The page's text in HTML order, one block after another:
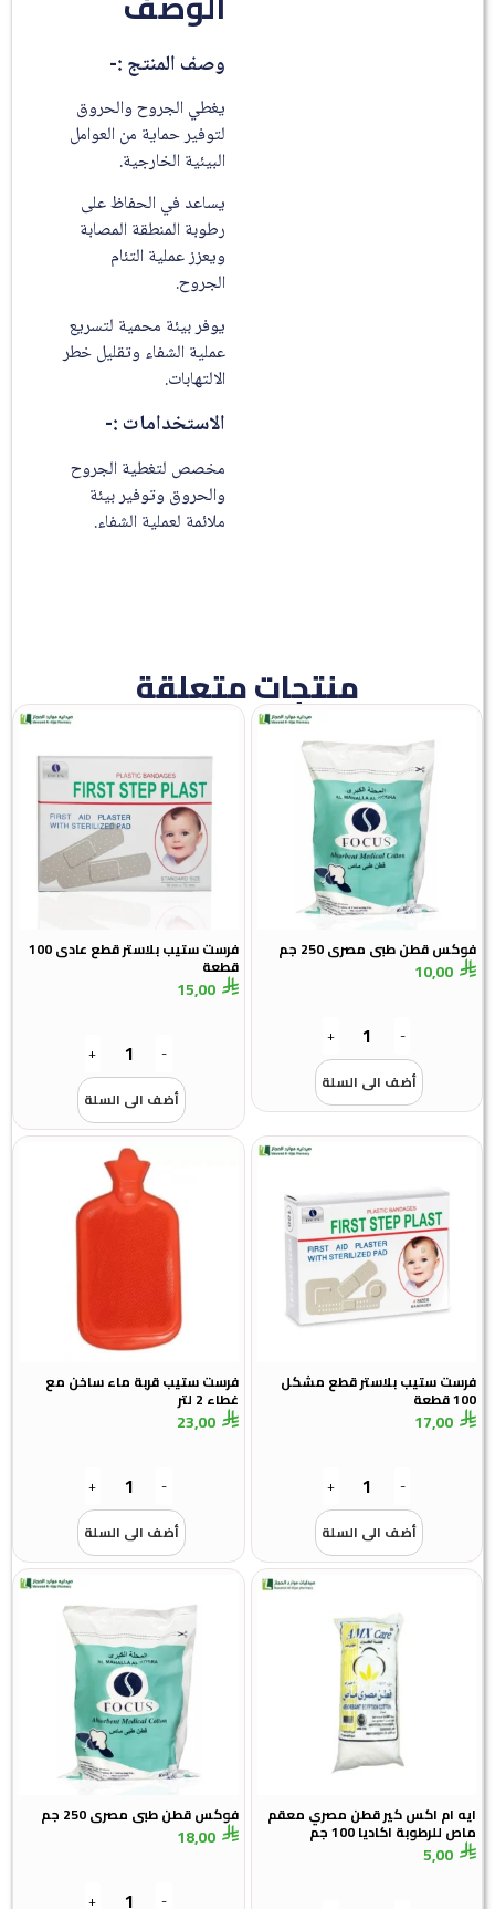
وصف المنتج :-
يغطي الجروح والحروق
لتوفير حماية من العوامل
البيئية الخارجية.
يساعد في الحفاظ على
رطوبة المنطقة المصابة
ويعزز عملية التئام
الجروح.
يوفر بيئة محمية لتسريع
عملية الشفاء وتقليل خطر
الالتهابات.
الاستخدامات :-
مخصص لتغطية الجروح
والحروق وتوفير بيئة
ملائمة لعملية الشفاء.
منتجات متعلقة
فوكس قطن طبى مصرى 250 جم
10,00
-
+
أضف الى السلة
فرست ستيب بلاستر قطع عادى 100
قطعة
15,00
-
+
أضف الى السلة
فرست ستيب بلاستر قطع مشكل
100 قطعة
17,00
-
+
أضف الى السلة
فرست ستيب قربة ماء ساخن مع
غطاء 2 لتر
23,00
-
+
أضف الى السلة
ايه ام اكس كير قطن مصري معقم
ماص للرطوبة اكاديا 100 جم
5,00
فوكس قطن طبى مصرى 250 جم
18,00
-
+